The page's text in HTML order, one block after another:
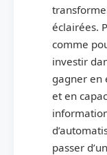
éclairées.
comme
investir
gagner en
et en
passer